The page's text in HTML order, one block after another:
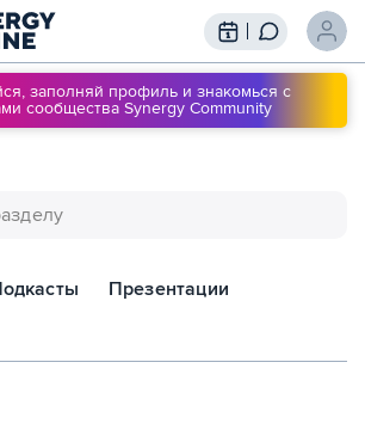
заполняй профиль и знакомься с
сообщества Synergy Community
Вебинары
Знания
Презентации